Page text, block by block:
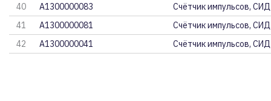
40
A1300000083
Счётчик импульсов,
41
A1300000081
Счётчик импульсов,
42
A1300000041 Счётчик импульсов,